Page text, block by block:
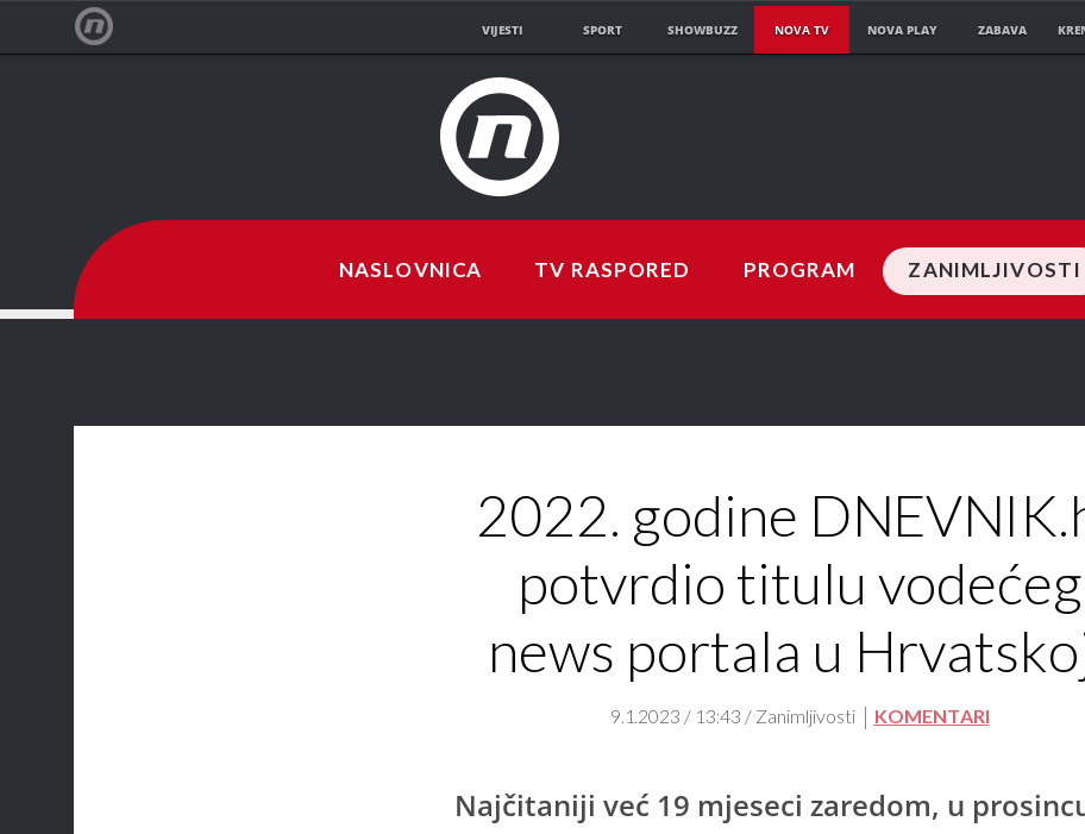
VIJESTI SPORT SHOWBUZZ NOVA TV NOVA PLAY ZABAVA
NASLOVNICA TV RASPORED PROGRAM ZANIMLJIVOSTI
2022. godine
potvrdio titulu vodećeg
news portala u
9.1.2023 / 13:43 / Zanimljivosti KOMENTARI
Najčitaniji već 19 mjeseci zaredom, u